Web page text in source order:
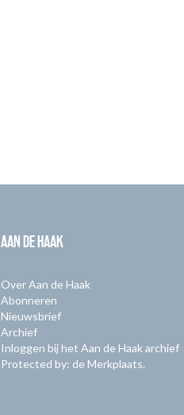
AAN DE HAAK
Over Aan de Haak
Abonneren
Nieuwsbrief
Archief
Inloggen bij het Aan de Haak archief
Protected by: de Merkplaats.